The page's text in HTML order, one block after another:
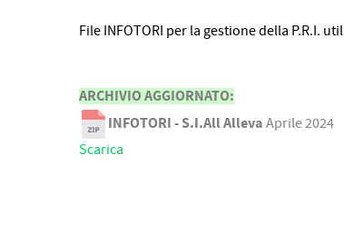
File INFOTORI per la gestione della P.R.I.
ARCHIVIO AGGIORNATO:
INFOTORI - S.I.All Alleva Aprile 2024
Scarica